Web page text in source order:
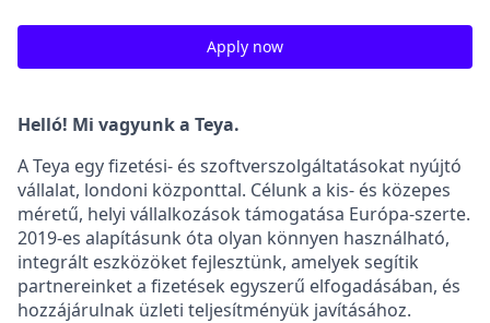
Apply now
Helló! Mi vagyunk a Teya.
A Teya egy fizetési- és szoftverszolgáltatásokat nyújtó
vállalat, londoni központtal. Célunk a kis- és közepes
méretű, helyi vállalkozások támogatása Európa-szerte.
2019-es alapításunk óta olyan könnyen használható,
integrált eszközöket fejlesztünk, amelyek segítik
partnereinket a fizetések egyszerű elfogadásában, és
hozzájárulnak üzleti teljesítményük javításához.